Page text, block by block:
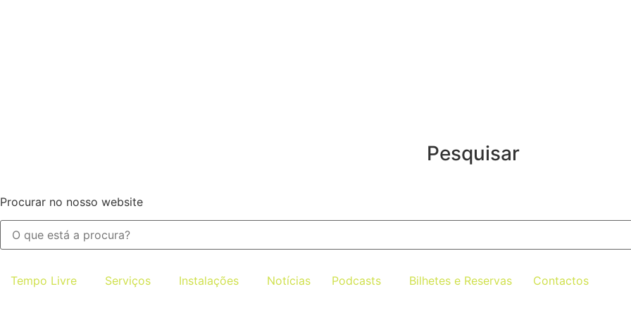
Pesquisar
Procurar no nosso website
Tempo Livre Serviços Instalações Notícias Podcasts Bilhetes e Reservas Contactos